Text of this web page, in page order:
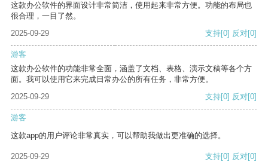
这款办公软件的界面设计非常简洁，使用起来非常方便。功能的布局也
很合理，一目了然。
2025-09-29
支持[0] 反对[0]
游客
这款办公软件的功能非常全面，涵盖了文档、表格、演示文稿等各个方
面。我可以使用它来完成日常办公的所有任务，非常方便。
2025-09-29
支持[0] 反对[0]
游客
这款app的用户评论非常真实，可以帮助我做出更准确的选择。
2025-09-29 支持[0] 反对[0]